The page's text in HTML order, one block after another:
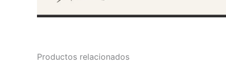
Productos relacionados